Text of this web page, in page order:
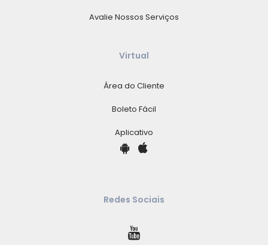
Avalie Nossos Serviços
Virtual
Área do Cliente
Boleto Fácil
Aplicativo
Redes Sociais